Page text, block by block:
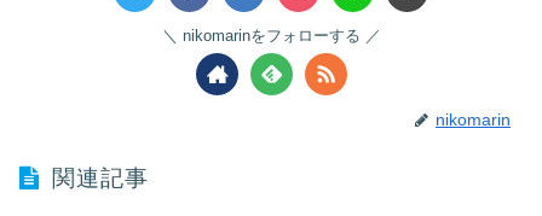
nikomarinをフォローする
nikomarin
関連記事